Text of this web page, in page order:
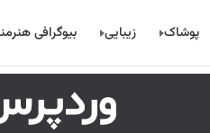
پوشاک زیبایی بیوگرافی